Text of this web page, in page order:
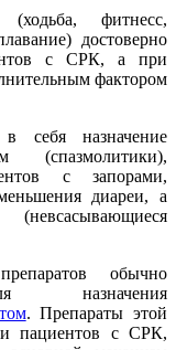
фитнесс,
достоверно
с СРК, а при
фактором
в себя назначение
(спазмолитики),
с запорами,
диареи, а
обычно
назначения
. Препараты этой
пациентов с СРК,